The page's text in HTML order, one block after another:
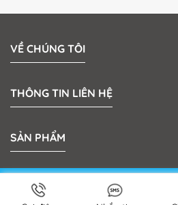
VỀ CHÚNG TÔI
THÔNG TIN LIÊN HỆ
SẢN PHẨM
Bản quyền 2026 © MeKong